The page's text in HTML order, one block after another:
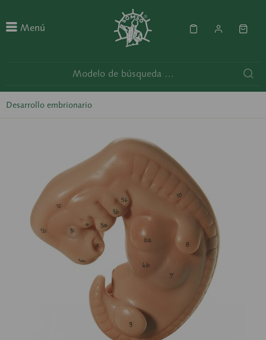
Menú
Desarrollo embrionario